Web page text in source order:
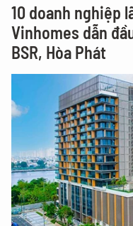
10 doanh nghiệp
Vinhomes dẫn
BSR, Hòa Phát